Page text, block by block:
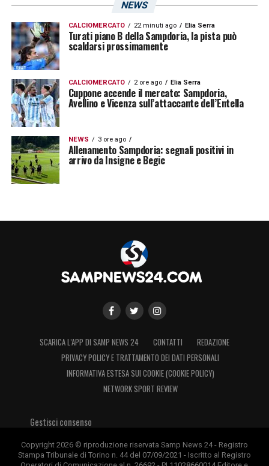
NEWS
CALCIOMERCATO 22 minuti ago Elia Serra
Turati piano B della Sampdoria, la pista può
scaldarsi prossimamente
CALCIOMERCATO 2 ore ago Elia Serra
Cuppone accende il mercato: Sampdoria,
Avellino e Vicenza sull’attaccante dell’Entella
NEWS 3 ore ago
Allenamento Sampdoria: segnali positivi in
arrivo da Insigne e Begic
SCARICA L’APP DI SAMP NEWS 24 CONTATTI
REDAZIONE
PRIVACY POLICY E TRATTAMENTO DEI DATI PERSONALI
INFORMATIVA ESTESA SUI COOKIE (COOKIE POLICY)
NETWORK SPORT REVIEW
Gestisci consenso
Copyright 2026 © riproduzione riservata Samp News 24 - Registro
Stampa Tribunale di Torino n. 44 del 07/09/2021 - Iscritto al Registro